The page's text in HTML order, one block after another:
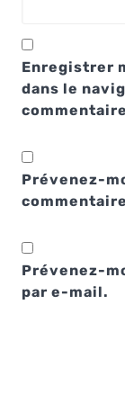
Enregistrer
dans le
Prévenez-
Prévenez-
par e-mail.